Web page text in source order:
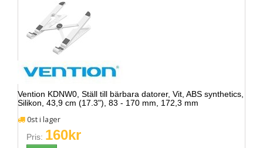
Vention KDNW0, Ställ till bärbara datorer, Vit, ABS synthetics,
Silikon, 43,9 cm (17.3"), 83 - 170 mm, 172,3 mm
0st i lager
Pris: 160kr